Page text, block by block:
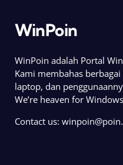
WinPoin
WinPoin adalah Portal
Kami membahas
laptop, dan
We’re heaven for
Contact us: